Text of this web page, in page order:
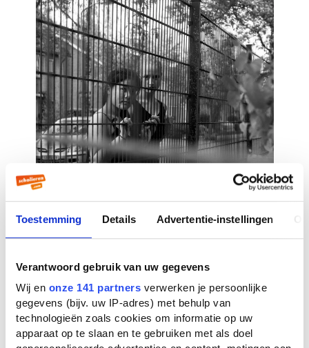
Toestemming Details Advertentie-instellingen
Verantwoord gebruik van uw gegevens
Wij en onze 141 partners verwerken je persoonlijke
gegevens (bijv. uw IP-adres) met behulp van
technologieën zoals cookies om informatie op uw
apparaat op te slaan en te gebruiken met als doel